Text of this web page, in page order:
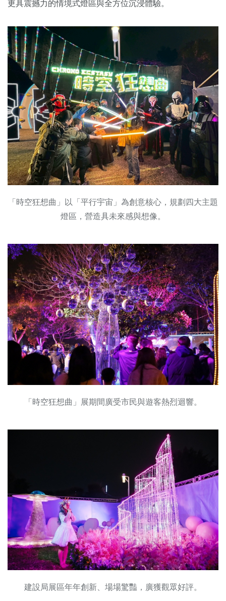
更具震撼力的情境式燈區與全方位沉浸體驗。
「時空狂想曲」以「平行宇宙」為創意核心，規劃四大主題
燈區，營造具未來感與想像。
「時空狂想曲」展期間廣受市民與遊客熱烈迴響。
建設局展區年年創新、場場驚豔，廣獲觀眾好評。